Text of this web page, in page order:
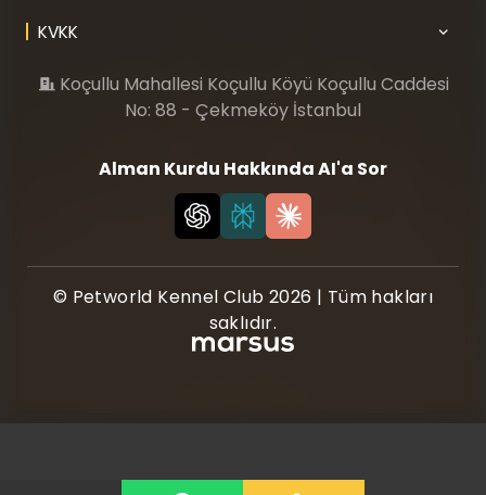
KVKK
Koçullu Mahallesi Koçullu Köyü Koçullu Caddesi
No: 88 - Çekmeköy İstanbul
Alman Kurdu Hakkında AI'a Sor
© Petworld Kennel Club 2026 | Tüm hakları
saklıdır.